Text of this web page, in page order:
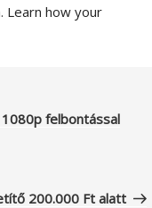
Learn how your
felbontással
200.000 Ft alatt